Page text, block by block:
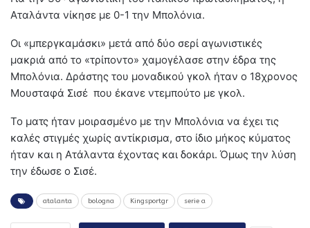
Αταλάντα νίκησε με 0-1 την Μπολόνια.
Οι «μπεργκαμάσκι» μετά από δύο σερί αγωνιστικές
μακριά από το «τρίποντο» χαμογέλασε στην έδρα της
Μπολόνια. Δράστης του μοναδικού γκολ ήταν ο 18χρονος
Μουσταφά Σισέ που έκανε ντεμπούτο με γκολ.
Το ματς ήταν μοιρασμένο με την Μπολόνια να έχει τις
καλές στιγμές χωρίς αντίκρισμα, στο ίδιο μήκος κύματος
ήταν και η Ατάλαντα έχοντας και δοκάρι. Όμως την λύση
την έδωσε ο Σισέ.
atalanta bologna Kingsportgr serie a